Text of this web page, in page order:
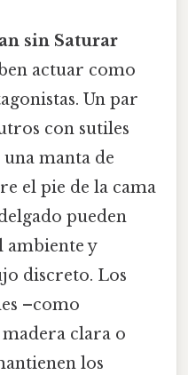
sin Saturar
actuar como
Un par
con sutiles
manta de
el pie de la cama
pueden
ambiente y
discreto. Los
–como
clara o
los